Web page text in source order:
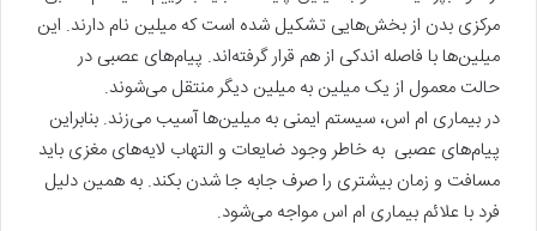
مرکزی بدن از بخش‌هایی تشکیل شده است که میلین نام دارند. این
میلین‌ها با فاصله اندکی از هم قرار گرفته‌اند. پیام‌های عصبی در
حالت معمول از یک میلین به میلین دیگر منتقل می‌شوند.
در بیماری ام اس، سیستم ایمنی به میلین‌ها آسیب می‌زند. بنابراین
پیام‌های عصبی به خاطر وجود ضایعات و التهاب لایه‌های مغزی باید
مسافت و زمان بیشتری را صرف جابه جا شدن بکند. به همین دلیل
فرد با علائم بیماری ام اس مواجه می‌شود.